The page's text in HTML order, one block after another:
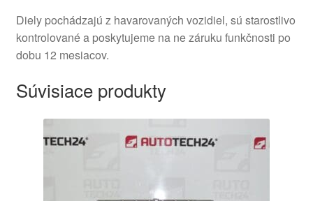
Diely pochádzajú z havarovaných vozidiel, sú starostlivo
kontrolované a poskytujeme na ne záruku funkčnosti po
dobu 12 mesiacov.
Súvisiace produkty